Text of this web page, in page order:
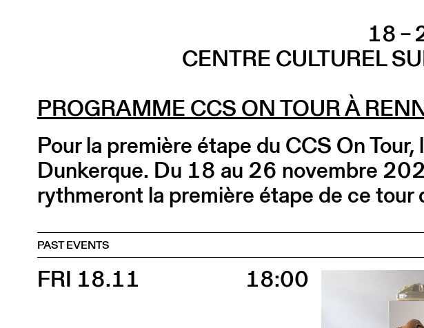
18 –
CENTRE CULTUREL
PROGRAMME CCS ON TOUR À
Pour la première étape du CCS On
Dunkerque. Du 18 au 26 novembre
rythmeront la première étape de ce tour
PAST EVENTS
FRI 18.11 18:00